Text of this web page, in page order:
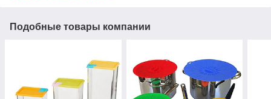
Подобные товары компании